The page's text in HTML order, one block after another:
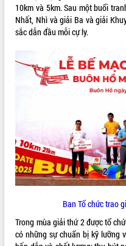
Khám bệnh, cấp phát thuốc miễn phí
Hội nghị UBND tỉnh Đắk Lắk thường
tháng 7/2026
Lễ truy tặng danh hiệu “Bà Mẹ Việt
UBND tỉnh Đắk Lắk triển khai nhiệm
vụ 6 tháng cuối năm 2026
Kỳ họp thứ Hai, Hội đồng nhân dân
tỉnh khóa XI quyết nghị nhiều nội dung
quan trọng
Triết thăm, tặng quà người có công
cách mạng
Rà soát, hoàn thiện hệ thống thiết chế
10km và 5km. Sau một buổi
Nhất, Nhì và giải Ba và giải
sắc dẫn đầu mỗi cự ly.
Ban Tổ chức trao
Trong mùa giải thứ 2 được tổ
có những sự chuẩn bị kỹ lưỡng